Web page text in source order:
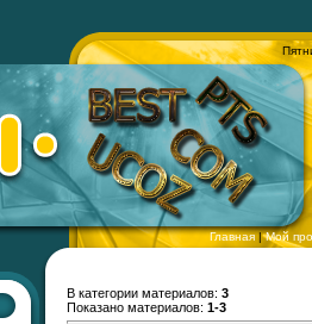
Главная|Мой
В категории материалов: 3
Показано материалов: 1-3